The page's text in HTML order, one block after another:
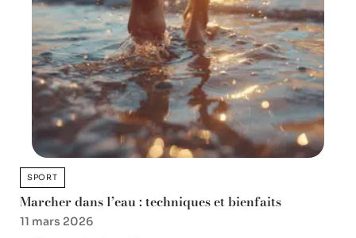
SPORT
Marcher dans l’eau : techniques et bienfaits
11 mars 2026